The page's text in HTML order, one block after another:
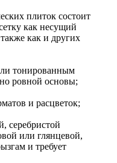
плиток состоит
как несущий
как и других
тонированным
ровной основы;
и расцветок;
серебристой
или глянцевой,
и требует